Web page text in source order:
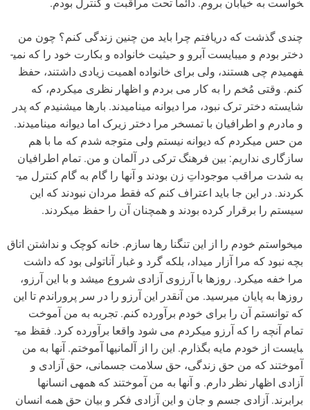
خواست به خیابان بروم. دائما تحت مراقبت و کنترل بودم.
چندی گذشت که دریافتم چرا باید من چنین زندگی کنم؟ چون من
دختر بودم و می­بایست آبرو و حیثیت خانواده و بکارت خود را که نمی­
فهمیدم چی هستند، ولی برای خانواده اهمیت زیادی داشتند، حفظ
کنم. وقتی مُخم را به کار می بردم و اظهار نظری می­کردم، که
شایسته دختر ترک نبود، مرا دیوانه می­نامیدند. بارها می­شنیدم که پدر
و مادرم و اطرافیان با تمسخر مرا دختر زیرک اما دیوانه می­نامیدند.
من حس می­کردم که دیوانه نیستم ولی متوجه شدم که ما با هم
سازگاری نداریم: بین فرهنگ ترکی در آلمان و من. تمام اطرافیان
به شدت مراقب موجوداتِ زن بودند و آنها را گام به گام کنترل می­
کردند. در این جا باید اعتراف کنم که فقط مردان نبودند که این
سیستم را برقرار کرده بودند و همچنان آن را حفظ می­کردند.
می­خواستم خودم را از این تنگنا رها سازم. خانه کوچک و نداشتن اتاق
بچه نبود که مرا آزار می­داد، بلکه گرد و غبار آناتولی بود که داشت
مرا خفه می­کرد. روزها با آرزوی آزادی شروع می­شد و با این آرزو،
روزها به پایان می­رسید. من آنقدر این آرزو را در سر پروراندم تا این
که توانستم آن را برای خودم برآورده کنم. تجربه به من آموخت
تمام آنچه را که آرزو می­کردم می شود واقعا برآورده کرد. فقظ می­
بایست از خودم مایه بگذارم. این را از آلمانی­ها آموختم. آنها به من
آموختند که من حق زندگی، حق سلامت جسمانی، حق آزادی و
آزادی اظهار نظر دارم. و آنها به من آموختند که همه­ی انسان­ها
برابرند. آزادی جسم و جان و این آزادی فکر و بیان حق همه انسان